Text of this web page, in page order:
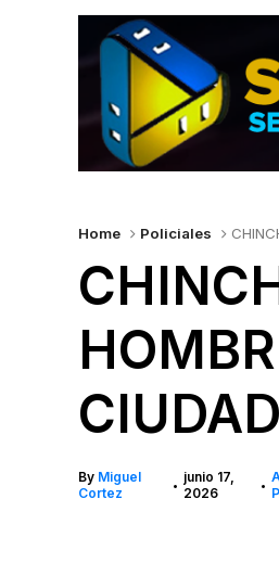
Home Policiales
CIUDAD
By Miguel
Cortez
• junio 17,
2026
•